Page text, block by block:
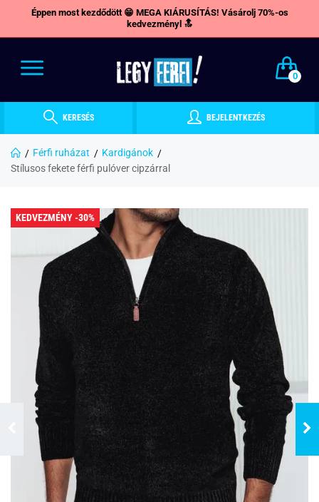
Éppen most kezdődött 😁 MEGA KIÁRUSÍTÁS! Vásárolj 70%-os
kedvezményl 🔝
0
KERESÉS BEJELENTKEZÉS
Férfi ruházat
Kardigánok
Stílusos fekete férfi pulóver cipzárral
KEDVEZMÉNY -30%